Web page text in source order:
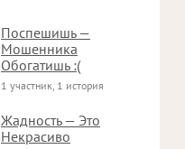
Поспешишь —
Мошенника
Обогатишь :(
1 участник, 1 история
Жадность — Это
Некрасиво